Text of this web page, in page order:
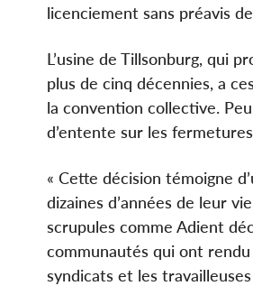
licenciement sans préavis
L’usine de Tillsonburg, qui
plus de cinq décennies, a
la convention collective.
d’entente sur les
« Cette décision témoigne
dizaines d’années de leur
scrupules comme Adient
communautés qui ont
syndicats et les